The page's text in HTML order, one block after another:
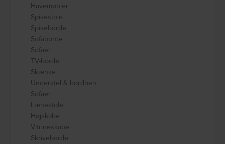
Havemøbler
Spisestole
Spiseborde
Sofaborde
Sofaer
TV-borde
Skænke
Understel & bordben
Sofaer
Lænestole
Højskabe
Vitrineskabe
Skriveborde